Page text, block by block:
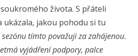
života. S přáteli
ukázala, jakou pohodu si tu
sezónu tímto považuji za zahájenou.
vyjádření podpory, palce